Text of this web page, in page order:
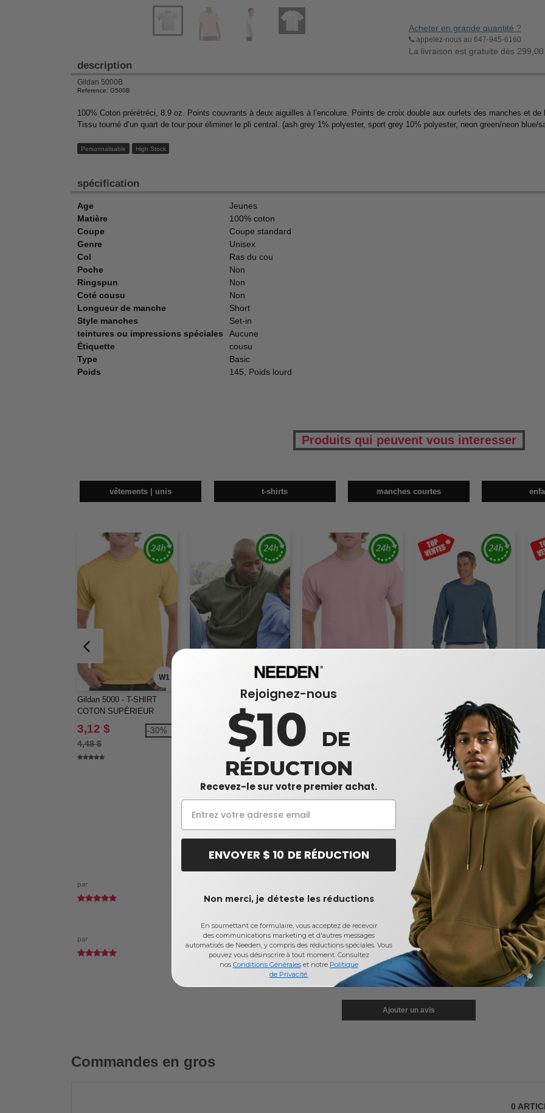
Acheter en grande quantité ?
appelez-nous au 647-945-6160
La livraison est gratuite dès
description
Gildan 5000B
Reference: G500B
100% Coton prérétréci, 8.9 oz. Points couvrants à deux aiguilles à l’encolure. Points de croix double aux ourlets des manches et
Tissu tourné d’un quart de tour pour éliminer le pli central. (ash grey 1% polyester, sport grey 10% polyester, neon green/neon
Personnalisable High Stock
spécification
Age
Jeunes
Matière
100% coton
Coupe
Coupe standard
Genre
Unisex
Col
Ras du cou
Poche
Non
Ringspun
Non
Coté cousu
Non
Longueur de manche
Short
Style manches
Set-in
teintures ou impressions spéciales
Aucune
Étiquette
cousu
Type
Basic
Poids
145, Poids lourd
Produits qui peuvent vous interesser
vêtements | unis t-shirts manches courtes
W1
Gildan 5000 - T-SHIRT
COTON SUPÉRIEUR
UNISEXE
3,12 $
4,48 $
-30%
W1
Gildan 18500 - MOLLETON
À CAPUCHON 13.5 oz
13,66 $ -27%
Gildan 2000 - Chandail en
3,55 $
4,90 $
Gildan G180 - Molleton ras
le cou HeavyBlendMC
50/50, 14 oz de MD (18000)
10,48 $
11,90 $
-20%
50/
Avis sur Gildan 5000B
Note du produit : sur 7votes
par
par
Ajouter un avis
Commandes en gros
0
Rejoignez-nous
$10 DE
RÉDUCTION
Recevez-le sur votre premier achat.
ENVOYER $ 10 DE RÉDUCTION
Non merci, je déteste les réductions
En soumettant ce formulaire, vous acceptez de recevoir
des communications marketing et d'autres messages
automatisés de Needen, y compris des réductions spéciales. Vous
pouvez vous désinscrire à tout moment. Consultez
nos Conditions Généraleset notre Politique
de Privacité.